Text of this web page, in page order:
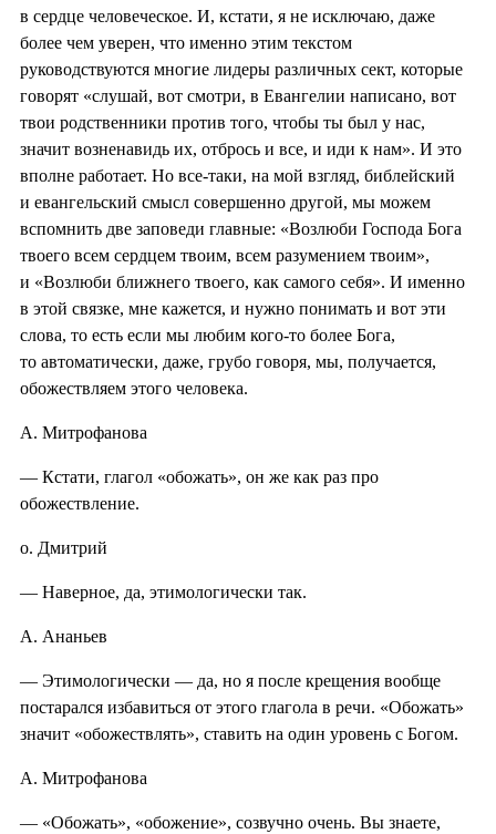
в сердце человеческое. И, кстати, я не исключаю, даже
более чем уверен, что именно этим текстом
руководствуются многие лидеры различных сект, которые
говорят «слушай, вот смотри, в Евангелии написано, вот
твои родственники против того, чтобы ты был у нас,
значит возненавидь их, отбрось и все, и иди к нам». И это
вполне работает. Но все-таки, на мой взгляд, библейский
и евангельский смысл совершенно другой, мы можем
вспомнить две заповеди главные: «Возлюби Господа Бога
твоего всем сердцем твоим, всем разумением твоим»,
и «Возлюби ближнего твоего, как самого себя». И именно
в этой связке, мне кажется, и нужно понимать и вот эти
слова, то есть если мы любим кого-то более Бога,
то автоматически, даже, грубо говоря, мы, получается,
обожествляем этого человека.
А. Митрофанова
— Кстати, глагол «обожать», он же как раз про
обожествление.
о. Дмитрий
— Наверное, да, этимологически так.
А. Ананьев
— Этимологически — да, но я после крещения вообще
постарался избавиться от этого глагола в речи. «Обожать»
значит «обожествлять», ставить на один уровень с Богом.
А. Митрофанова
— «Обожать», «обожение», созвучно очень. Вы знаете,